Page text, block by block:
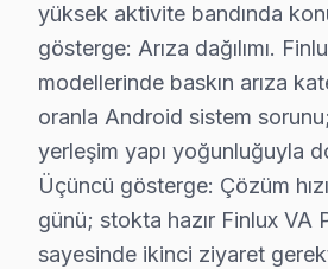
Kağıthane Deresi
Finlux IPS panelinde ek bir
Kağıthane coğrafyasını
Sadabad ikinci kritik referans:
İş kuleleri ise ilçenin "değişim
Kağıthane'deki söz konusu
Dördüncü gösterge: Maliyet
yüksek aktivite bandında
gösterge: Arıza dağılımı.
modellerinde baskın arıza
oranla Android sistem
yerleşim yapı yoğunluğuyla
Üçüncü gösterge: Çözüm
günü; stokta hazır Finlux VA
sayesinde ikinci ziyaret